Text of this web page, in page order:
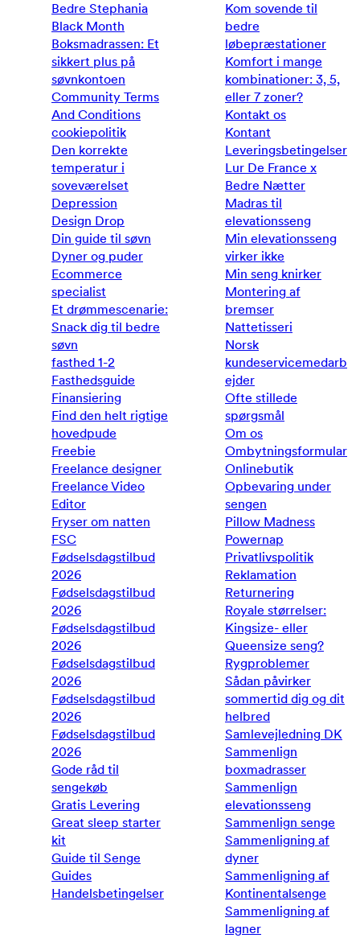
Bedre Stephania
Black Month
Boksmadrassen: Et
sikkert plus på
søvnkontoen
Community Terms
And Conditions
cookiepolitik
Den korrekte
temperatur i
soveværelset
Depression
Design Drop
Din guide til søvn
Dyner og puder
Ecommerce
specialist
Et drømmescenarie:
Snack dig til bedre
søvn
fasthed 1-2
Fasthedsguide
Finansiering
Find den helt rigtige
hovedpude
Freebie
Freelance designer
Freelance Video
Editor
Fryser om natten
FSC
Fødselsdagstilbud
2026
Fødselsdagstilbud
2026
Fødselsdagstilbud
2026
Fødselsdagstilbud
2026
Fødselsdagstilbud
2026
Fødselsdagstilbud
2026
Gode råd til
sengekøb
Gratis Levering
Great sleep starter
kit
Guide til Senge
Guides
Handelsbetingelser
Kom sovende til
bedre
løbepræstationer
Komfort i mange
kombinationer: 3, 5,
eller 7 zoner?
Kontakt os
Kontant
Leveringsbetingelser
Lur De France x
Bedre Nætter
Madras til
elevationsseng
Min elevationsseng
virker ikke
Min seng knirker
Montering af
bremser
Nattetisseri
Norsk
kundeservicemedarb
ejder
Ofte stillede
spørgsmål
Om os
Ombytningsformular
Onlinebutik
Opbevaring under
sengen
Pillow Madness
Powernap
Privatlivspolitik
Reklamation
Returnering
Royale størrelser:
Kingsize- eller
Queensize seng?
Rygproblemer
Sådan påvirker
sommertid dig og dit
helbred
Samlevejledning DK
Sammenlign
boxmadrasser
Sammenlign
elevationsseng
Sammenlign senge
Sammenligning af
dyner
Sammenligning af
Kontinentalsenge
Sammenligning af
lagner